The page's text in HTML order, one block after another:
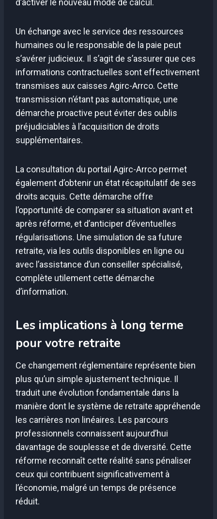
Un échange avec le service des ressources
humaines ou le responsable de la paie peut
s’avérer judicieux. Il s’agit de s’assurer que ces
informations contractuelles sont effectivement
transmises aux caisses Agirc-Arrco. Cette
transmission n’étant pas automatique, une
démarche proactive peut éviter des oublis
préjudiciables à l’acquisition de droits
supplémentaires.
La consultation du portail Agirc-Arrco permet
également d’obtenir un état récapitulatif de ses
droits acquis. Cette démarche offre
l’opportunité de comparer sa situation avant et
après réforme, et d’anticiper d’éventuelles
régularisations. Une simulation de sa future
retraite, via les outils disponibles en ligne ou
avec l’assistance d’un conseiller spécialisé,
complète utilement cette démarche
d’information.
Les implications à long terme
pour votre retraite
Ce changement réglementaire représente bien
plus qu’un simple ajustement technique. Il
traduit une évolution fondamentale dans la
manière dont le système de retraite appréhende
les carrières non linéaires. Les parcours
professionnels connaissent aujourd’hui
davantage de souplesse et de diversité. Cette
réforme reconnaît cette réalité sans pénaliser
ceux qui contribuent significativement à
l’économie, malgré un temps de présence
réduit.